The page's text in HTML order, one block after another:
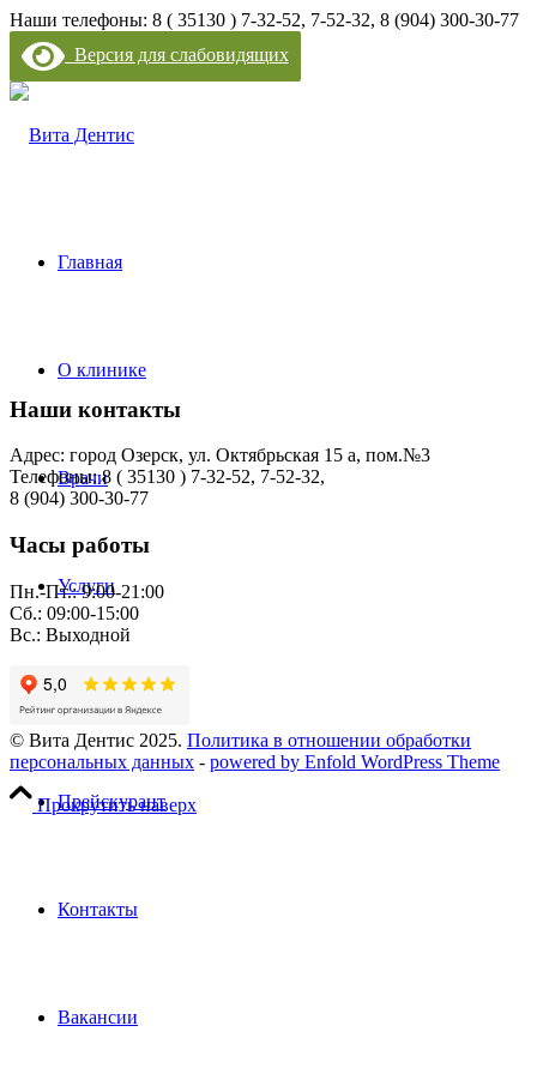
Наши телефоны: 8 ( 35130 ) 7-32-52, 7-52-32, 8 (904) 300-30-77
Версия для слабовидящих
Главная
О клинике
Врачи
Услуги
Пациентам
Прейскурант
Контакты
Вакансии
Наши контакты
Адрес: город Озерск, ул. Октябрьская 15 а, пом.№3
Телефоны: 8 ( 35130 ) 7-32-52, 7-52-32,
8 (904) 300-30-77
Часы работы
Пн.-Пт.: 9:00-21:00
Сб.: 09:00-15:00
Вс.: Выходной
© Вита Дентис 2025. Политика в отношении обработки
персональных данных - powered by Enfold WordPress Theme
Прокрутить наверх